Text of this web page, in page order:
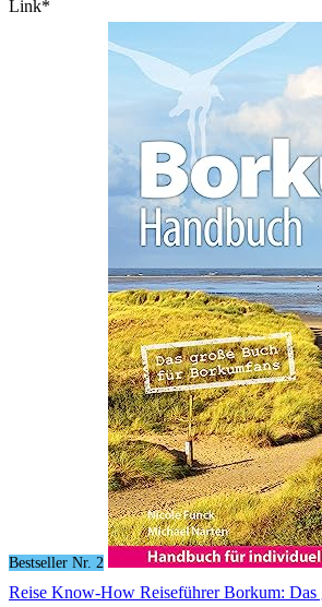
Link*
Bestseller Nr. 2
Reise Know-How Reiseführer Borkum: Das